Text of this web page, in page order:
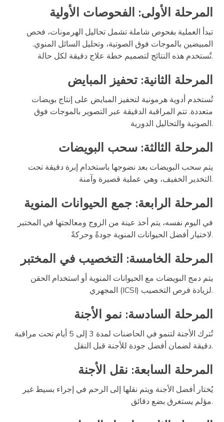
المرحلة الأولى: الفحوصات الأولية
تبدأ العملية بفحوص شاملة تشمل تحاليل الهرمونات، فحص
المبيضين بالموجات فوق الصوتية، وتحليل السائل المنوي.
تُستخدم هذه النتائج لتصميم خطة علاج دقيقة لكل حالة.
المرحلة الثانية: تحفيز المبايض
تُستخدم أدوية هرمونية لتحفيز المبايض على إنتاج بويضات
متعددة. تتم المراقبة الدقيقة عبر التصوير بالموجات فوق
الصوتية والتحاليل الدورية.
المرحلة الثالثة: سحب البويضات
يتم سحب البويضات بعد نضوجها باستخدام إبرة دقيقة تحت
التخدير الخفيف، وهي عملية قصيرة وآمنة.
المرحلة الرابعة: جمع الحيوانات المنوية
في اليوم نفسه، يتم أخذ عينة من الزوج ومعالجتها في المختبر
لاختيار أفضل الحيوانات المنوية جودةً وحركةً.
المرحلة الخامسة: التخصيب في المختبر
يتم دمج البويضات مع الحيوانات المنوية أو استخدام الحقن
المجهري (ICSI) لزيادة فرص التخصيب.
المرحلة السادسة: نمو الأجنة
تُترك الأجنة لتنمو في الحاضنات لمدة 3 إلى 5 أيام تحت مراقبة
دقيقة لضمان أفضل جودة للأجنة قبل النقل.
المرحلة السابعة: نقل الأجنة
يُختار أفضل الأجنة ويتم نقلها إلى الرحم في إجراء بسيط غير
مؤلم يستغرق بضع دقائق.